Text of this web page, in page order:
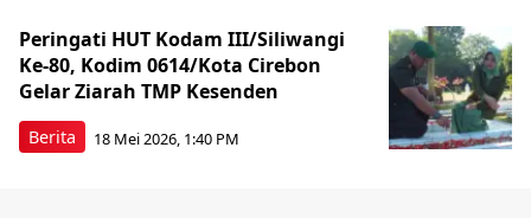
Berita
Peringati HUT Kodam III/Siliwangi
Ke-80, Kodim 0614/Kota Cirebon
Gelar Ziarah TMP Kesenden
18 Mei 2026, 1:40 PM